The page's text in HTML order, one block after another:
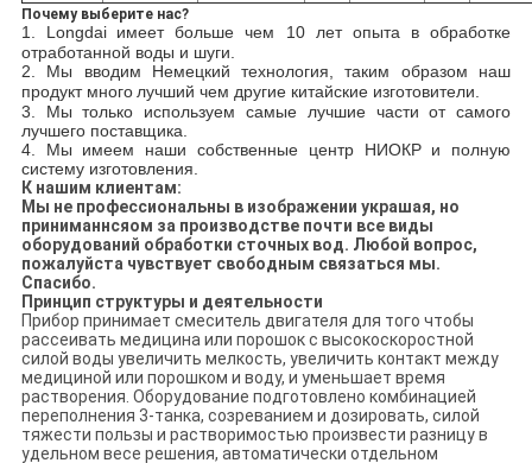
Почему выберите нас?
1. Longdai имеет больше чем 10 летопыта в обработке
отработанной воды и шуги.
2. Мы вводим Немецкий
технология, таким образом наш
продукт многолучший чем другие китайские изготовители.
3. Мы только используем самые лучшие части от самого
лучшего поставщика.
4. Мы имеем наши собственные центр НИОКР и полную
систему изготовления.
К нашим клиентам:
Мы не профессиональны в изображении украшая, но
приниманнсяом за производстве почти все виды
оборудований обработки сточных вод. Любой вопрос,
пожалуйста чувствует свободным связаться мы.
Спасибо.
Принцип структуры и деятельности
Прибор принимает смеситель двигателя для того чтобы
рассеивать медицина или порошок с высокоскоростной
силой воды увеличить мелкость, увеличить контакт между
медициной или порошком и воду, и уменьшает время
растворения. Оборудование подготовлено комбинацией
переполнения 3-танка, созреванием и дозировать, силой
тяжести пользы и растворимостью произвести разницу в
удельном весе решения, автоматически отдельном